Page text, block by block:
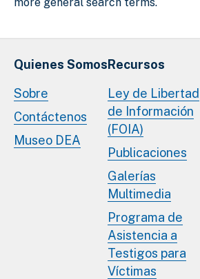
Quienes Somos
Sobre
Contáctenos
Museo DEA
Recursos
Ley de Libertad
de Información
(FOIA)
Publicaciones
Galerías
Multimedia
Programa de
Asistencia a
Testigos para
Víctimas